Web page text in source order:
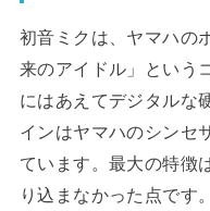
初音ミクは、ヤマハの
来のアイドル」という
にはあえてデジタルな
インはヤマハのシンセ
ています。最大の特徴
り込まなかった点です